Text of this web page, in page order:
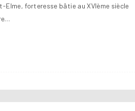
Elme, forteresse bâtie au XVIème siècle